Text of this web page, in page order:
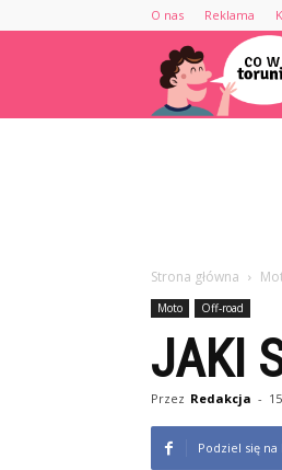
O nas Reklama
Strona główna
Moto Off-road
JAKI
Przez Redakcja -
Podziel się na